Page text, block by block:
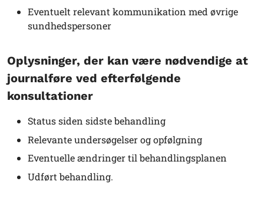
Eventuelt relevant kommunikation med øvrige
sundhedspersoner
Oplysninger, der kan være nødvendige at
journalføre ved efterfølgende
konsultationer
Status siden sidste behandling
Relevante undersøgelser og opfølgning
Eventuelle ændringer til behandlingsplanen
Udført behandling.